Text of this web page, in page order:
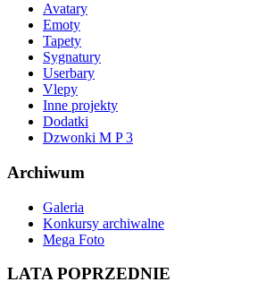
Avatary
Emoty
Tapety
Sygnatury
Userbary
Vlepy
Inne projekty
Dodatki
Dzwonki M P 3
Archiwum
Galeria
Konkursy archiwalne
Mega Foto
LATA POPRZEDNIE